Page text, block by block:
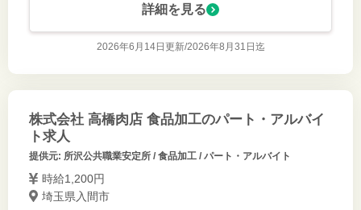
詳細を見る
2026年6月14日更新/2026年8月31日迄
株式会社 高橋肉店 食品加工のパート・アルバイ
ト求人
提供元: 所沢公共職業安定所 / 食品加工 / パート・アルバイト
時給1,200円
埼玉県入間市